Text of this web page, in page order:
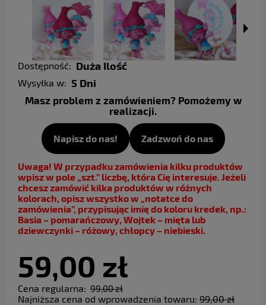
Dostępność: Duża Ilość
Wysyłka w: 5 Dni
Masz problem z zamówieniem? Pomożemy w
realizacji.
Napisz do nas! Zadzwoń do nas
Uwaga! W przypadku zamówienia kilku produktów
wpisz w pole „szt.” liczbę, która Cię interesuje. Jeżeli
chcesz zamówić kilka produktów w różnych
kolorach, opisz wszystko w „notatce do
zamówienia”, przypisując imię do koloru kredek, np.:
Basia – pomarańczowy, Wojtek – mięta lub
dziewczynki – różowy, chłopcy – niebieski.
59,00 zł
Cena regularna: 99,00 zł
Najniższa cena od wprowadzenia towaru: 99,00 zł